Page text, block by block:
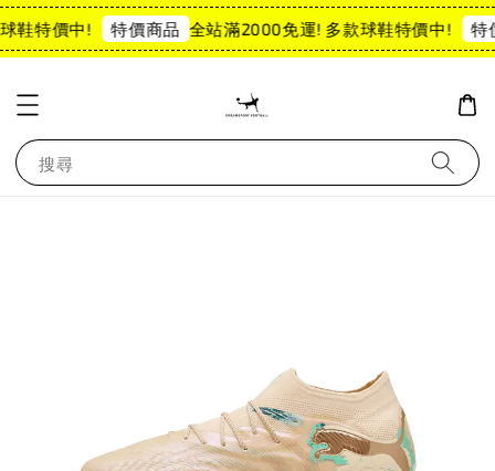
鞋特價中! 特價商品 全站滿2000免運! 多款球鞋特價中! 特
搜尋